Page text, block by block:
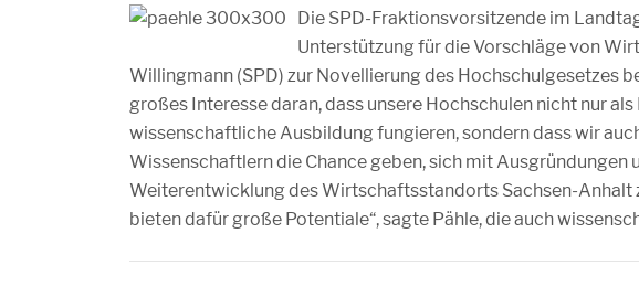
Die SPD-Fraktionsvorsitzende im
Unterstützung für die Vorschläge von
Willingmann (SPD) zur Novellierung des Hochschulgesetzes
großes Interesse daran, dass unsere Hochschulen nicht nur
wissenschaftliche Ausbildung fungieren, sondern dass wir
Wissenschaftlern die Chance geben, sich mit Ausgründungen
Weiterentwicklung des Wirtschaftsstandorts Sachsen-Anhalt
bieten dafür große Potentiale“, sagte Pähle, die auch